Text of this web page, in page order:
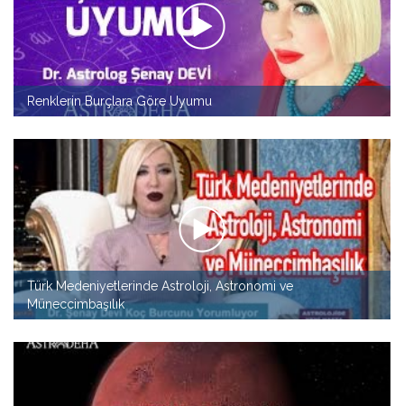
Renklerin Burçlara Göre Uyumu
Türk Medeniyetlerinde Astroloji, Astronomi ve
Müneccimbaşılık